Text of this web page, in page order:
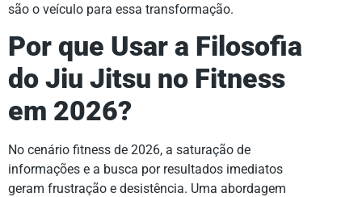
são o veículo para essa transformação.
Por que Usar a Filosofia
do Jiu Jitsu no Fitness
em 2026?
No cenário fitness de 2026, a saturação de
informações e a busca por resultados imediatos
geram frustração e desistência. Uma abordagem